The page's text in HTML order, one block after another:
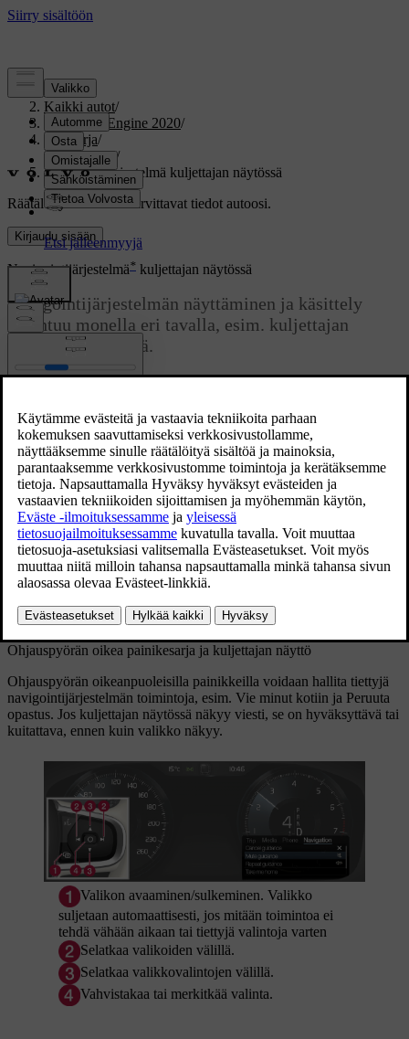
Tuki/
Kaikki autot/
V60 Twin Engine 2020/
Ohjekirja/
Navigointi/
Navigointijärjestelmä kuljettajan näytössä
Räätälöity tukiHanki tarvittavat tiedot autoosi.
Kirjaudu sisään
Päivitetty 19.03.2020
Navigointijärjestelmä* kuljettajan näytössä
Navigointijärjestelmän näyttäminen ja käsittely
tapahtuu monella eri tavalla, esim. kuljettajan
näytön välityksellä.
Kartta näytetään ainoastaan, jos autossa on 12"
kuljettajan näyttö.
Ajon aikana kuljettajaa opastetaan puheopastuksella ja kuljettajan
myös ilman annettua määränpäätä.
Ohjauspyörän oikea painikesarja ja kuljettajan näyttö
Ohjauspyörän oikeanpuoleisilla painikkeilla voidaan hallita tiettyjä
navigointijärjestelmän toimintoja, esim. Vie minut kotiin ja Peruuta
opastus. Jos kuljettajan näytössä näkyy viesti, se on hyväksyttävä tai
kuitattava, ennen kuin valikko näkyy.
Valikon avaaminen/sulkeminen. Valikko
suljetaan automaattisesti, jos mitään toimintoa ei
tehdä vähään aikaan tai tiettyjä valintoja varten
Selatkaa valikoiden välillä.
Selatkaa valikkovalintojen välillä.
Vahvistakaa tai merkitkää valinta.